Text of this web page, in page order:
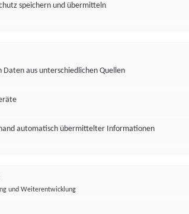
speichern und übermitteln
aus unterschiedlichen Quellen
automatisch übermittelter Informationen
und Weiterentwicklung